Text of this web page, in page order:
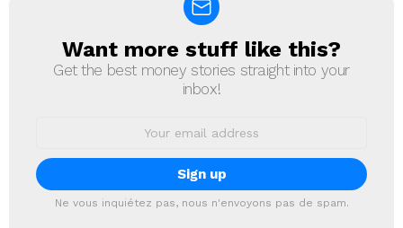
NEWSLETTER
Want more stuff like this?
Get the best money stories straight into your
inbox!
Ne vous inquiétez pas, nous n'envoyons pas de spam.